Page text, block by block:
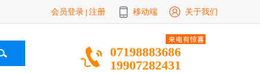
会员登录 注册 移动端 关于我们
07198883686
19907282431